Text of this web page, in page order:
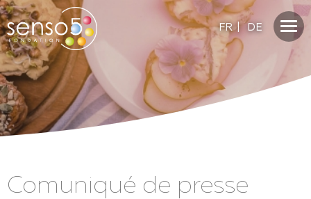
FR DE
Comuniqué de presse